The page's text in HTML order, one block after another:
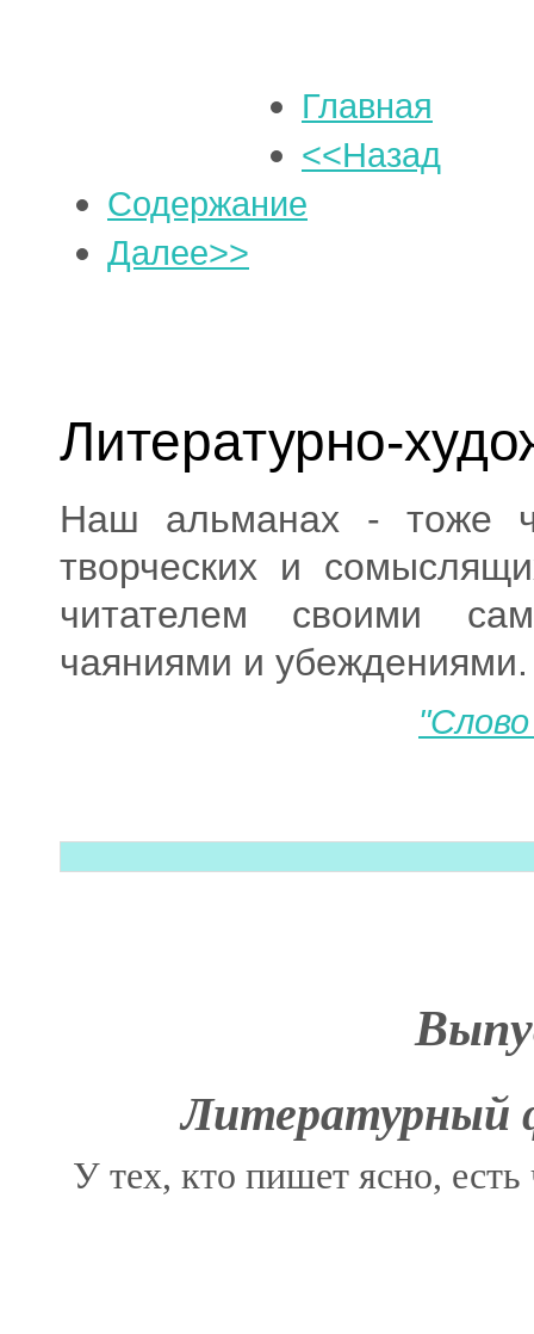
Главная
<<Назад
Содержание
Далее>>
Литературно-
Наш альманах - тоже
творческих и
читателем своими
чаяниями и убеждениями.
Литературный
У тех, кто пишет ясно,